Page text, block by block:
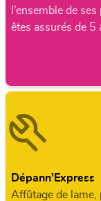
l’ensemble de
êtes assurés de 5
Dépann'Express
Affûtage de lame,